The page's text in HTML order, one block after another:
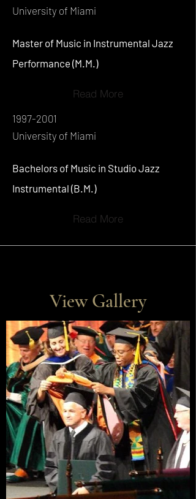
University of Miami
Master of Music in Instrumental Jazz
Performance (M.M.)
Read More
1997-2001
University of Miami
Bachelors of Music in Studio Jazz
Instrumental (B.M.)
Read More
View Gallery